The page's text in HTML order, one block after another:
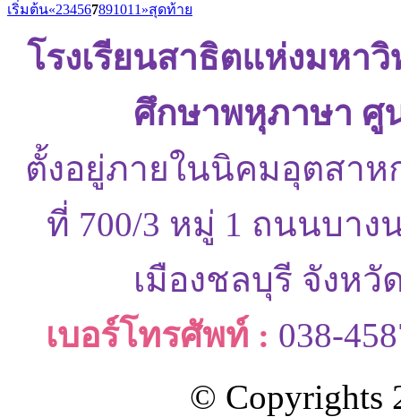
เริ่มต้น«234567891011 »สุดท้าย
โรงเรียนสาธิตแห่งมหา
ศึกษาพหุภาษา ศู
ตั้งอยู่ภายในนิคมอุตสาห
ที่ 700/3 หมู่ 1 ถนนบาง
เมืองชลบุรี จังห
เบอร์โทรศัพท์ : 038-
© Copyrights